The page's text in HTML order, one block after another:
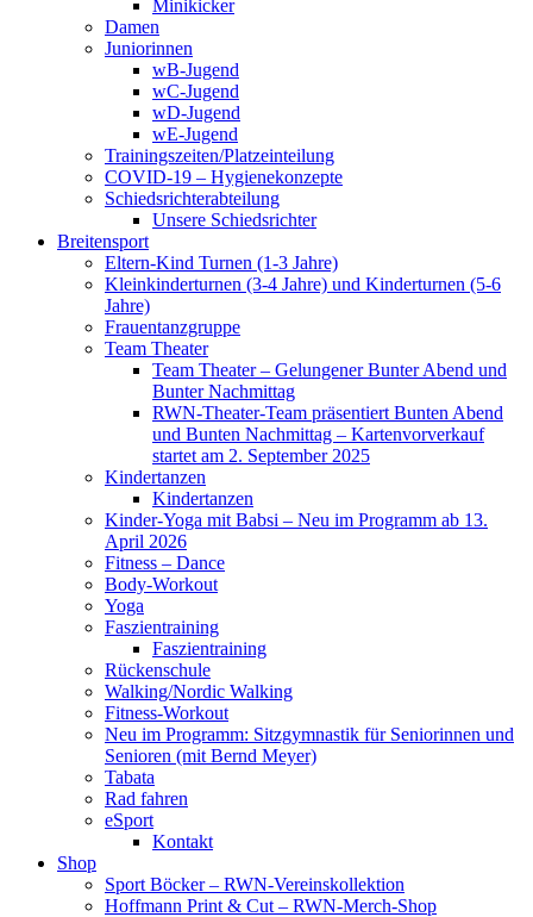
Minikicker
Damen
Juniorinnen
wB-Jugend
wC-Jugend
wD-Jugend
wE-Jugend
Trainingszeiten/Platzeinteilung
COVID-19 – Hygienekonzepte
Schiedsrichterabteilung
Unsere Schiedsrichter
Breitensport
Eltern-Kind Turnen (1-3 Jahre)
Kleinkinderturnen (3-4 Jahre) und Kinderturnen (5-6
Jahre)
Frauentanzgruppe
Team Theater
Team Theater – Gelungener Bunter Abend und
Bunter Nachmittag
RWN-Theater-Team präsentiert Bunten Abend
und Bunten Nachmittag – Kartenvorverkauf
startet am 2. September 2025
Kindertanzen
Kindertanzen
Kinder-Yoga mit Babsi – Neu im Programm ab 13.
April 2026
Fitness – Dance
Body-Workout
Yoga
Faszientraining
Faszientraining
Rückenschule
Walking/Nordic Walking
Fitness-Workout
Neu im Programm: Sitzgymnastik für Seniorinnen und
Senioren (mit Bernd Meyer)
Tabata
Rad fahren
eSport
Kontakt
Shop
Sport Böcker – RWN-Vereinskollektion
Hoffmann Print & Cut – RWN-Merch-Shop